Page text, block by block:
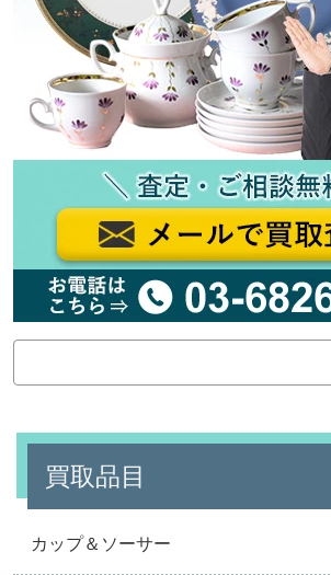
検
索
買取品目
カップ＆ソーサー